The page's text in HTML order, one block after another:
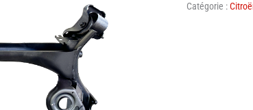
arrière
Catégorie :